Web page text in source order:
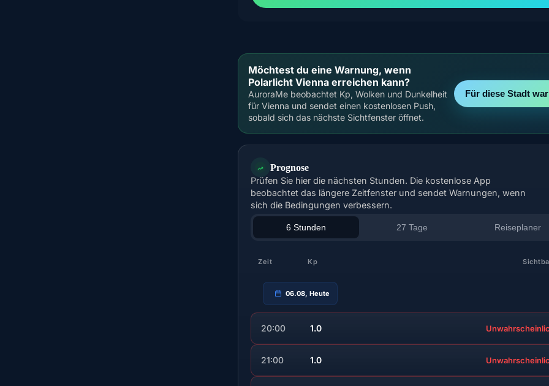
Möchtest du eine Warnung, wenn
Polarlicht Vienna erreichen kann?
AuroraMe beobachtet Kp, Wolken und Dunkelheit
für Vienna und sendet einen kostenlosen Push,
sobald sich das nächste Sichtfenster öffnet.
Für diese Stadt
Prognose
Prüfen Sie hier die nächsten Stunden. Die kostenlose App
beobachtet das längere Zeitfenster und sendet Warnungen, wenn
sich die Bedingungen verbessern.
6 Stunden 27 Tage Reiseplaner
Zeit Kp
06.08, Heute
20:00 1.0
21:00 1.0